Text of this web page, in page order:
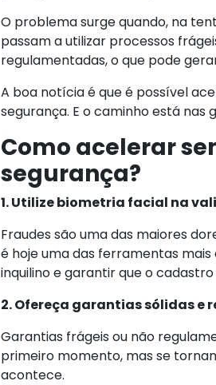
O problema surge quando, na
passam a utilizar processos
regulamentadas, o que pode
A boa notícia é que é possível
segurança. E o caminho está nas
Como acelerar
segurança?
1. Utilize biometria facial na
Fraudes são uma das maiores
é hoje uma das ferramentas
inquilino e garantir que o
2. Ofereça garantias sólidas e
Garantias frágeis ou não
primeiro momento, mas se
acontece.